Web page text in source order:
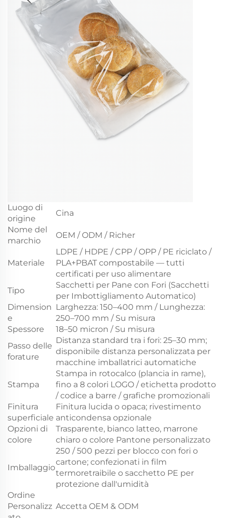
Luogo di
origine
Cina
Nome del
marchio
OEM / ODM / Richer
Materiale
LDPE / HDPE / CPP / OPP / PE riciclato /
PLA+PBAT compostabile — tutti
certificati per uso alimentare
Tipo
Sacchetti per Pane con Fori (Sacchetti
per Imbottigliamento Automatico)
Dimension
e
Larghezza: 150–400 mm / Lunghezza:
250–700 mm / Su misura
Spessore
18–50 micron / Su misura
Passo delle
forature
Distanza standard tra i fori: 25–30 mm;
disponibile distanza personalizzata per
macchine imballatrici automatiche
Stampa
Stampa in rotocalco (plancia in rame),
fino a 8 colori LOGO / etichetta prodotto
/ codice a barre / grafiche promozionali
Finitura
superficiale
Finitura lucida o opaca; rivestimento
anticondensa opzionale
Opzioni di
colore
Trasparente, bianco latteo, marrone
chiaro o colore Pantone personalizzato
Imballaggio
250 / 500 pezzi per blocco con fori o
cartone; confezionati in film
termoretraibile o sacchetto PE per
protezione dall'umidità
Ordine
Personalizz Accetta OEM & ODM